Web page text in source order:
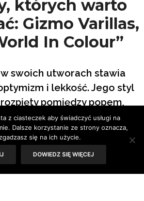
których warto
Gizmo Varillas,
In Colour”
swoich utworach stawia
i lekkość. Jego styl
pomiędzy popem,
latynoską klasyką, a
Zachwyca
tekstami i ciepłymi,
melodiami, które – gdyby
tak jasno i
z ciasteczek aby świadczyć usługi na
Dalsze korzystanie ze strony oznacza,
się na ich użycie.
DOWIEDZ SIĘ WIĘCEJ